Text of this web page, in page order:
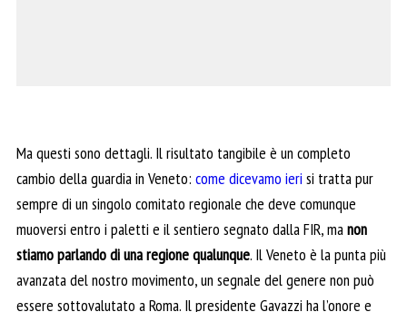
Ma questi sono dettagli. Il risultato tangibile è un completo
cambio della guardia in Veneto: come dicevamo ieri si tratta pur
sempre di un singolo comitato regionale che deve comunque
muoversi entro i paletti e il sentiero segnato dalla FIR, manon
stiamo parlando di una regione qualunque. Il Veneto è la punta più
avanzata del nostro movimento, un segnale del genere non può
essere sottovalutato a Roma. Il presidente Gavazzi ha l’onore e